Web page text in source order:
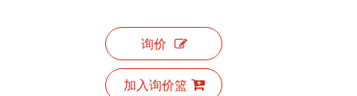
询价
加入询价篮